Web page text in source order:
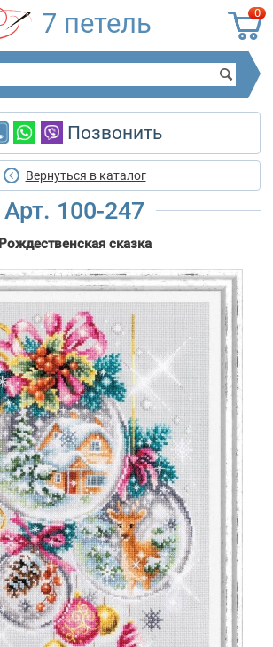
0
7 петель
Позвонить
Вернуться в каталог
Арт. 100-247
Рождественская сказка